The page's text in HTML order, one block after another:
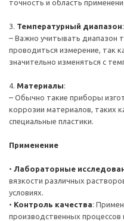
точность и область
3. Температурный диапазон:
– Важно учитывать диапазон
проводиться измерение, так
значительно изменяться с
4. Материалы:
– Обычно такие приборы
коррозии материалов, таких
специальные пластики.
Применение
• Лабораторные
вязкости различных
условиях.
• Контроль качества:
производственных